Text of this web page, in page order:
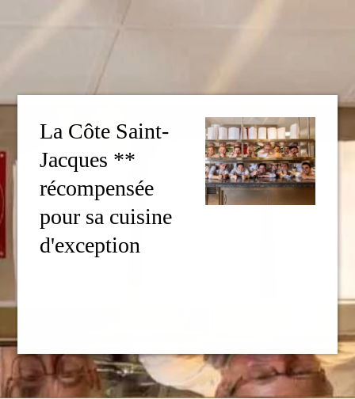
La Côte Saint-
Jacques **
récompensée
pour sa cuisine
d'exception